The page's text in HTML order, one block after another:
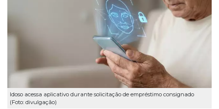
Idoso acessa aplicativo durante solicitação de empréstimo consignado
(Foto: divulgação)